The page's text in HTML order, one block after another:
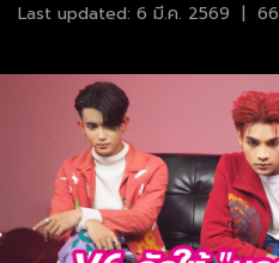
Last updated: 6 มี.ค. 2569 |